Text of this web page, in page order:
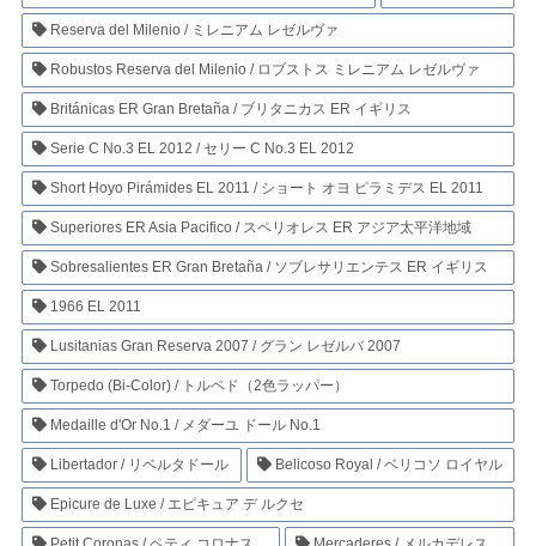
Reserva del Milenio / ミレニアム レゼルヴァ
Robustos Reserva del Milenio / ロブストス ミレニアム レゼルヴァ
Británicas ER Gran Bretaña / ブリタニカス ER イギリス
Serie C No.3 EL 2012 / セリー C No.3 EL 2012
Short Hoyo Pirámides EL 2011 / ショート オヨ ピラミデス EL 2011
Superiores ER Asia Pacifico / スペリオレス ER アジア太平洋地域
Sobresalientes ER Gran Bretaña / ソブレサリエンテス ER イギリス
1966 EL 2011
Lusitanias Gran Reserva 2007 / グラン レゼルバ 2007
Torpedo (Bi-Color) / トルペド（2色ラッパー）
Medaille d'Or No.1 / メダーユ ドール No.1
Libertador / リベルタドール Belicoso Royal / ベリコソ ロイヤル
Epicure de Luxe / エピキュア デ ルクセ